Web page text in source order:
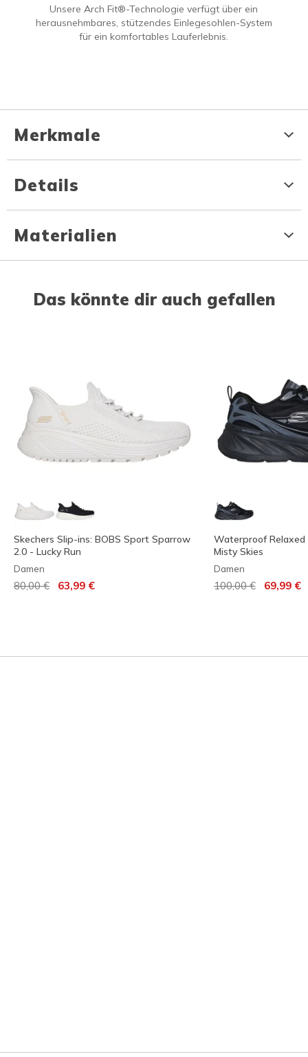
Unsere Arch Fit®-Technologie verfügt über ein
herausnehmbares, stützendes Einlegesohlen-System
für ein komfortables Lauferlebnis.
Merkmale
Details
Materialien
Das könnte dir auch gefallen
Skechers Slip-ins: BOBS Sport Sparrow
2.0 - Lucky Run
Damen
Reduziert von
80,00 € auf
63,99 €
Waterproof Relaxed
Misty Skies
Damen
Reduziert von
100,00 €auf69,99 €